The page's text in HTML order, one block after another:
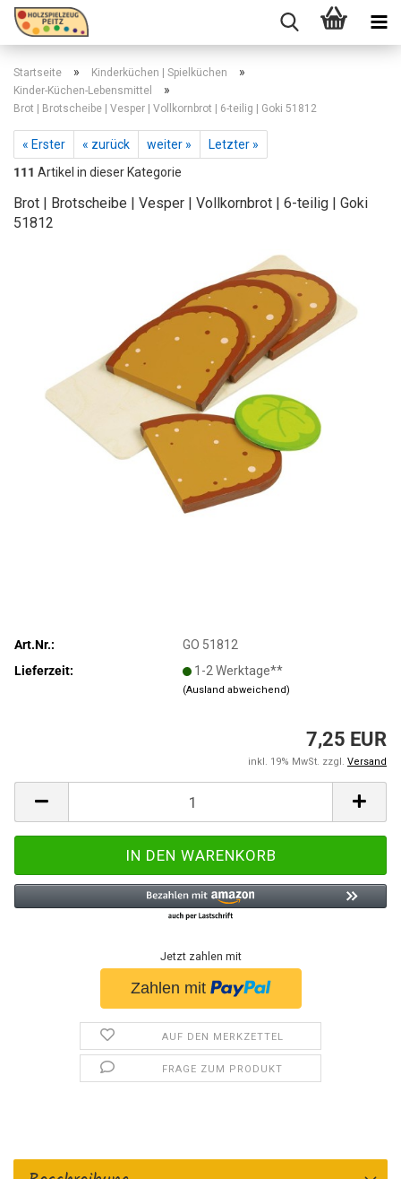
Startseite » Kinderküchen | Spielküchen »
Kinder-Küchen-Lebensmittel »
Brot | Brotscheibe | Vesper | Vollkornbrot | 6-teilig | Goki 51812
« Erster « zurück weiter »
Letzter »
111 Artikel in dieser Kategorie
Brot | Brotscheibe | Vesper | Vollkornbrot | 6-teilig | Goki
51812
Art.Nr.:
GO 51812
Lieferzeit:
1-2 Werktage**
(Ausland abweichend)
7,25 EUR
inkl. 19% MwSt. zzgl. Versand
Jetzt zahlen mit
AUF DEN MERKZETTEL
FRAGE ZUM PRODUKT